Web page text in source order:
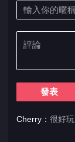
發表
Cherry： 很好